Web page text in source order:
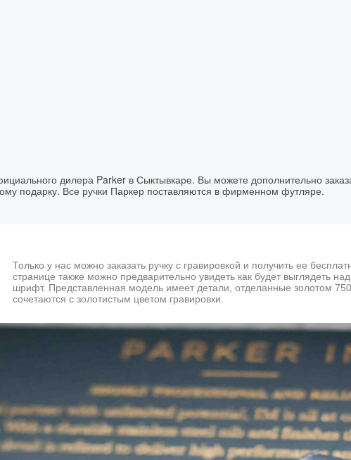
дилера Parker в Сыктывкаре. Вы можете дополнительно
подарку. Все ручки Паркер поставляются в фирменном футляре.
Только у нас можно заказать ручку с гравировкой и получить ее
странице также можно предварительно увидеть как будет выглядеть
шрифт. Представленная модель имеет детали, отделанные золотом
сочетаются с золотистым цветом гравировки.